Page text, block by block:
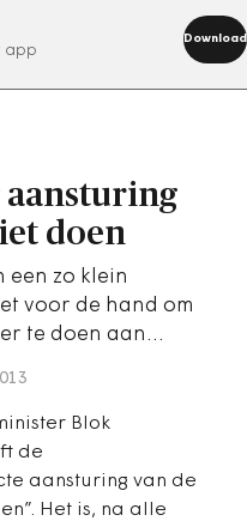
app
Download
doen
een zo klein
voor de hand om
te doen aan…
Blok
de
aansturing van de
Het is, na alle